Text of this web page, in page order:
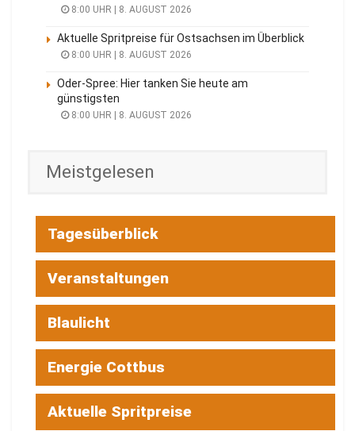
8:00 UHR | 8. AUGUST 2026
Aktuelle Spritpreise für Ostsachsen im Überblick
8:00 UHR | 8. AUGUST 2026
Oder-Spree: Hier tanken Sie heute am
günstigsten
8:00 UHR | 8. AUGUST 2026
Meistgelesen
Tagesüberblick
Veranstaltungen
Blaulicht
Energie Cottbus
Aktuelle Spritpreise